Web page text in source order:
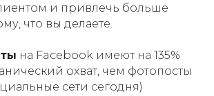
и привлечь больше
что вы делаете.
на Facebook имеют на 135%
охват, чем фотопосты
сети сегодня)